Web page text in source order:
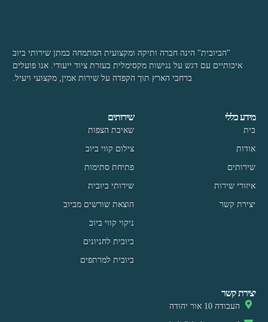
"הביובית" הינה חברה ותיקה ומקצועית המתמחה במתן שירותי ביוב
איכותיים עם דגש על נגישות מקסימלית בעזרת ציוד ייעודי. אנו פועלים
ברחבי הארץ תוך הקפדה על שירות אמין, מקצועי ויעיל.
מידע כללי
בית
אודות
שירותים
איזורי שירות
יצירת קשר
שירותים
שאיבת הצפות
צילום קווי ביוב
פתיחת סתימות
שירותי ביובית
הוצאת שורשים מביוב
ניקוי קווי ביוב
ביובית לחניונים
ביובית למרתפים
יצירת קשר
העבודה 10 אור יהודה